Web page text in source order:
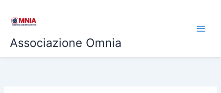
Associazione Omnia